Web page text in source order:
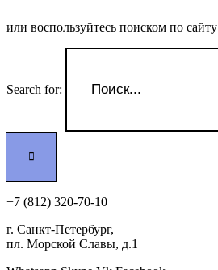
или воспользуйтесь поиском по сайту
Search for:
+7 (812) 320-70-10
г. Санкт-Петербург,
пл. Морской Славы, д.1